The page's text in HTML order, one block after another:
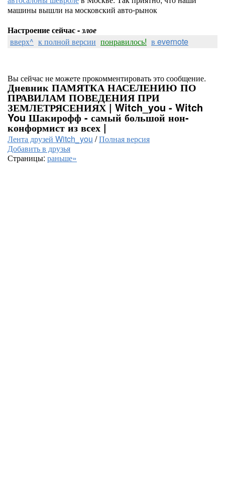
машины вышли на московский авто-рынок
Настроение сейчас -злое
вверх^ к полной версии понравилось! в evernote
Вы сейчас не можете прокомментировать это сообщение.
Дневник ПАМЯТКА НАСЕЛЕНИЮ ПО
ПРАВИЛАМ ПОВЕДЕНИЯ ПРИ
ЗЕМЛЕТРЯСЕНИЯХ | Witch_you - Witch
You Шакирофф - самый большой нон-
конформист из всех |
Лента друзей Witch_you /Полная версия
Добавить в друзья
Страницы: раньше»